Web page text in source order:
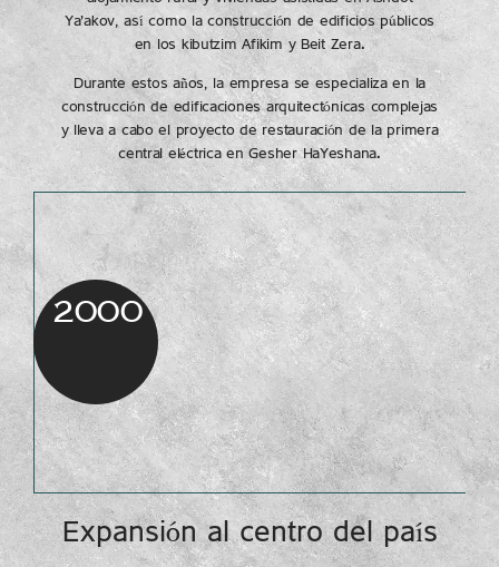
Ya’akov, así como la construcción de edificios públicos
en los kibutzim Afikim y Beit Zera.
Durante estos años, la empresa se especializa en la
construcción de edificaciones arquitectónicas complejas
y lleva a cabo el proyecto de restauración de la primera
central eléctrica en Gesher HaYeshana.
2000
Expansión al centro del país